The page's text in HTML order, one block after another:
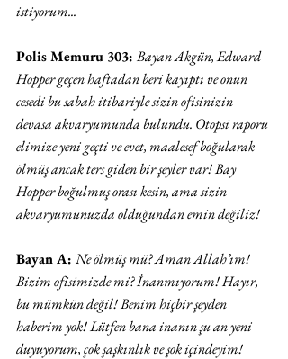
istiyorum...
Polis Memuru 303: Bayan Akgün, Edward
Hopper geçen haftadan beri kayıptı ve onun
cesedi bu sabah itibariyle sizin ofisinizin
devasa akvaryumunda bulundu. Otopsi raporu
elimize yeni geçti ve evet, maalesef boğularak
ölmüş ancak ters giden bir şeyler var! Bay
Hopper boğulmuş orası kesin, ama sizin
akvaryumunuzda olduğundan emin değiliz!
Bayan A: Ne ölmüş mü? Aman Allah’ım!
Bizim ofisimizde mi? İnanmıyorum! Hayır,
bu mümkün değil! Benim hiçbir şeyden
haberim yok! Lütfen bana inanın şu an yeni
duyuyorum, çok şaşkınlık ve şok içindeyim!